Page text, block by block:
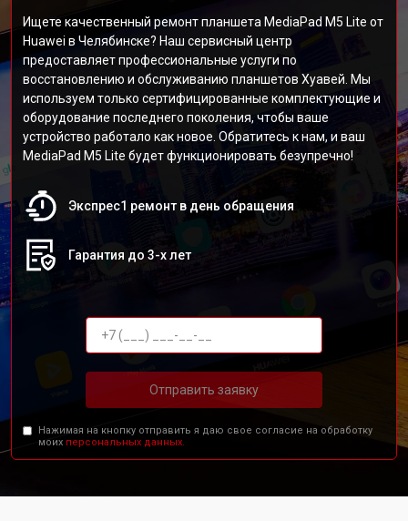
Ищете качественный ремонт планшета MediaPad M5 Lite от
Huawei в Челябинске? Наш сервисный центр
предоставляет профессиональные услуги по
восстановлению и обслуживанию планшетов Хуавей. Мы
используем только сертифицированные комплектующие и
оборудование последнего поколения, чтобы ваше
устройство работало как новое. Обратитесь к нам, и ваш
MediaPad M5 Lite будет функционировать безупречно!
Экспрес1 ремонт в день обращения
Гарантия до 3-х лет
Отправить заявку
Нажимая на кнопку отправить я даю свое согласие на обработку
моих персональных данных.